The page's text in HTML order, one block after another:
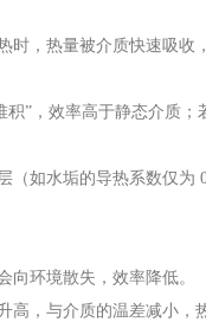
，热量被介质快速吸收
”，效率高于静态介质
如水垢的导热系数仅为
环境散失，效率降低。
，与介质的温差减小，